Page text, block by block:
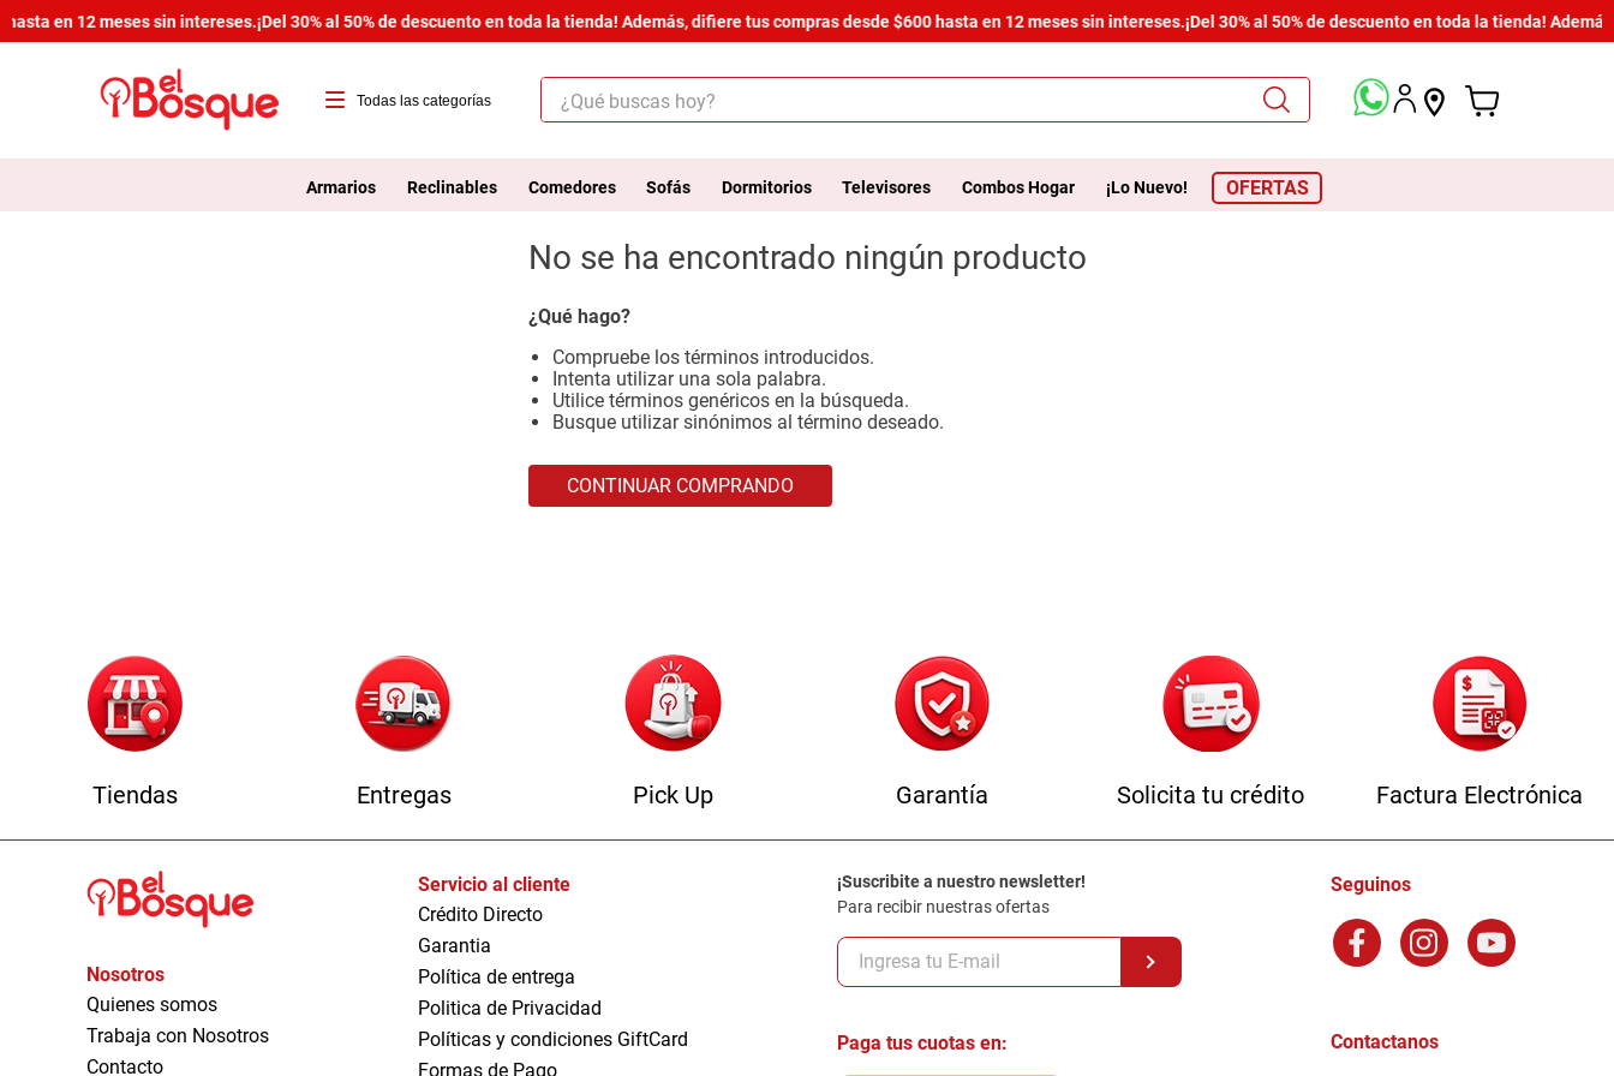
en 12 meses sin intereses.¡Del 30% al 50% de descuento en toda la tienda! Además, difiere tus compras desde $600 hasta en 12 meses sin intereses.¡Del 30% al 50% de descuento en toda la tienda!
¿Qué buscas hoy?
Armarios Reclinables Comedores Sofás Dormitorios Televisores Combos Hogar ¡Lo Nuevo! OFERTAS
No se ha encontrado ningún producto
¿Qué hago?
Compruebe los términos introducidos.
Intenta utilizar una sola palabra.
Utilice términos genéricos en la búsqueda.
Busque utilizar sinónimos al término deseado.
CONTINUAR COMPRANDO
Tiendas Entregas Pick Up Garantía Solicita tu crédito Factura Electrónica
Nosotros
Quienes somos
Trabaja con Nosotros
Contacto
Servicio al cliente
Crédito Directo
Garantia
Política de entrega
Politica de Privacidad
Políticas y condiciones GiftCard
Formas de Pago
¡Suscribite a nuestro newsletter!
Para recibir nuestras ofertas
Paga tus cuotas en:
Seguinos
Contactanos
1.
salas
3
cómoda estilo
4.
comedor
5.
zapatera
6.
cama
comoda
armario lux